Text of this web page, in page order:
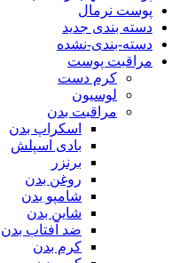
پوست نرمال
دسته بندی جدید
دسته-بندی-نشده
مراقبت پوست
کرم دست
لوسیون
مراقبت بدن
اسکراپ بدن
بادی اسپلش
برنزر
روغن بدن
شامپو بدن
شاین بدن
ضد آفتاب بدن
کرم بدن